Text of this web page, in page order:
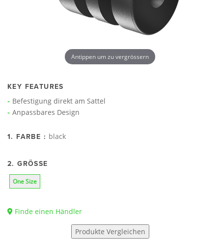
Antippen um zu vergrössern
KEY FEATURES
Befestigung direkt am Sattel
Anpassbares Design
1. FARBE : black
2. GRÖSSE
One Size
Finde einen Händler
Produkte Vergleichen